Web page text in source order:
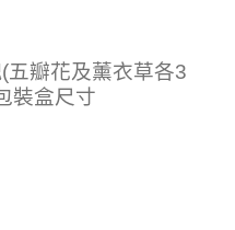
五瓣花及薰衣草各3
裝盒尺寸